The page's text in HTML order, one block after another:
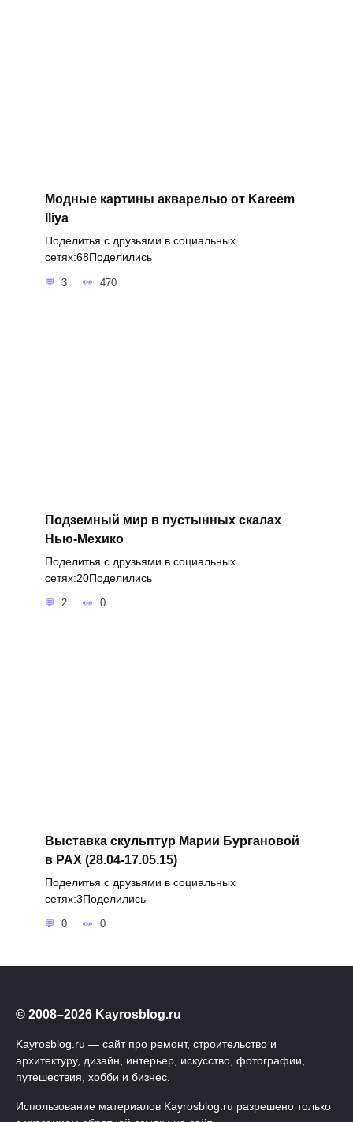
Модные картины акварелью от Kareem
Iliya
Поделитья с друзьями в социальных
сетях:68Поделились
3 470
Подземный мир в пустынных скалах
Нью-Мехико
Поделитья с друзьями в социальных
сетях:20Поделились
2 0
Выставка скульптур Марии Бургановой
в РАХ (28.04-17.05.15)
Поделитья с друзьями в социальных
сетях:3Поделились
0 0
© 2008–2026 Kayrosblog.ru
Kayrosblog.ru — сайт про ремонт, строительство и
архитектуру, дизайн, интерьер, искусство, фотографии,
путешествия, хобби и бизнес.
Использование материалов Kayrosblog.ru разрешено только